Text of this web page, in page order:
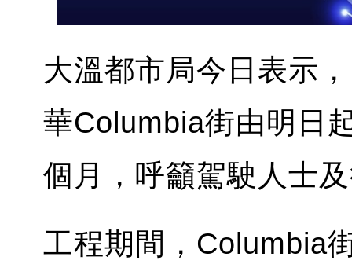
大溫都市局今日表示
華Columbia街由明日
個月，呼籲駕駛人士
工程期間，Columbia